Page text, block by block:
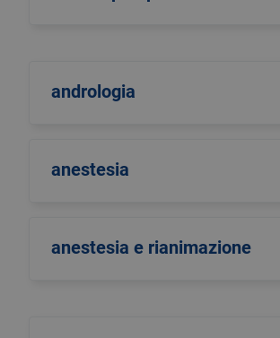
andrologia
anestesia
anestesia e rianimazione